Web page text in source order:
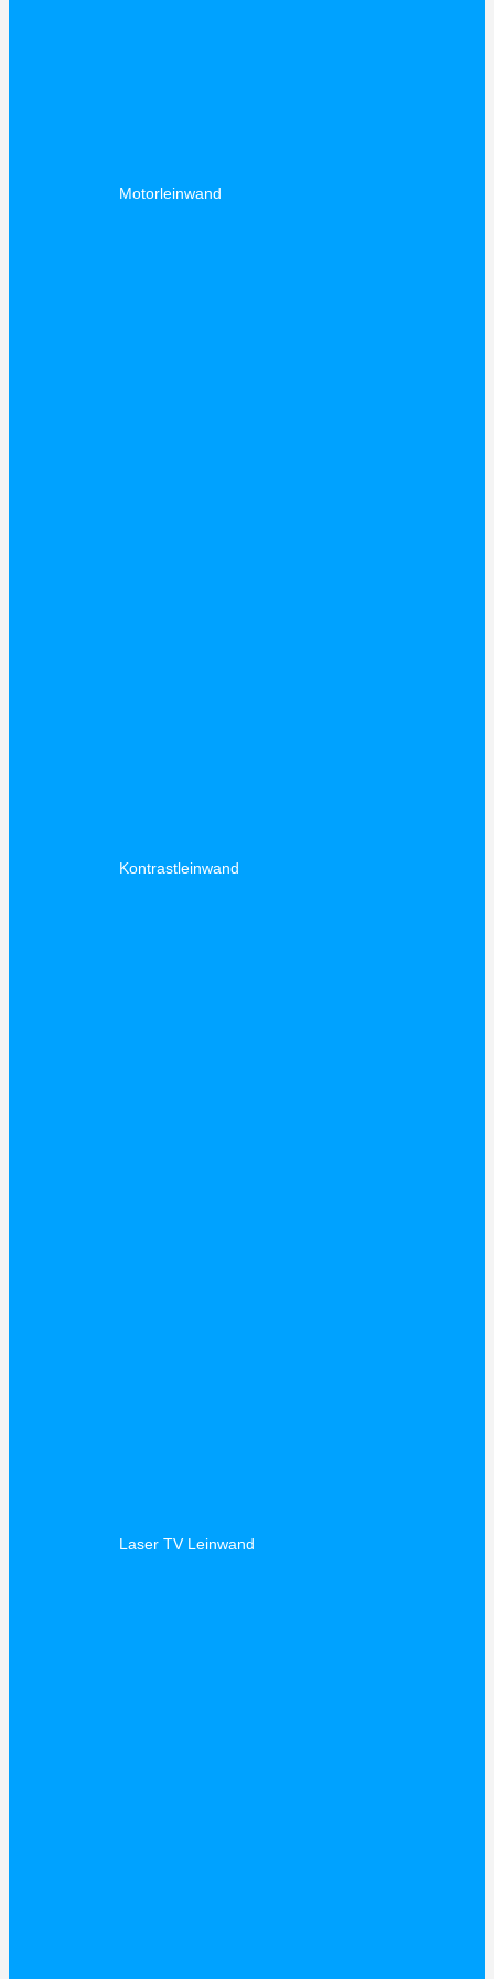
Motorleinwand
Kontrastleinwand
Laser TV Leinwand